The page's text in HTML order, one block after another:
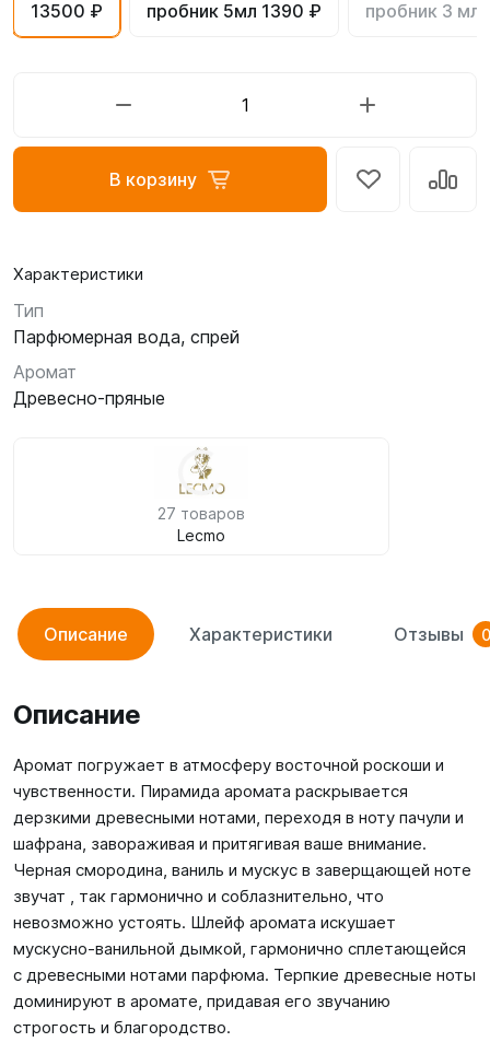
13500 ₽ пробник 5мл 1390 ₽ пробник 3 мл
В корзину
Характеристики
Тип
Парфюмерная вода, спрей
Аромат
Древесно-пряные
27 товаров
Lecmo
Описание Характеристики Отзывы 0
Описание
Аромат погружает в атмосферу восточной роскоши и
чувственности. Пирамида аромата раскрывается
дерзкими древесными нотами, переходя в ноту пачули и
шафрана, завораживая и притягивая ваше внимание.
Черная смородина, ваниль и мускус в заверщающей ноте
звучат , так гармонично и соблазнительно, что
невозможно устоять. Шлейф аромата искушает
мускусно-ванильной дымкой, гармонично сплетающейся
с древесными нотами парфюма. Терпкие древесные ноты
доминируют в аромате, придавая его звучанию
строгость и благородство.